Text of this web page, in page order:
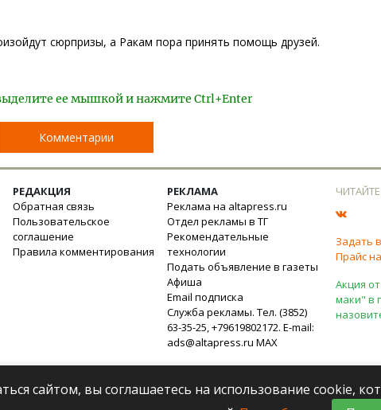
сюрпризы, а Ракам пора принять помощь друзей.
ее мышкой и нажмите Ctrl+Enter
Комментарии
РЕДАКЦИЯ
Обратная связь
Пользовательское
соглашение
Правила комментирования
РЕКЛАМА
Реклама на altapress.ru
Отдел рекламы в ТГ
Рекомендательные
технологии
Подать объявление в газеты
Афиша
Email подписка
Служба рекламы. Тел. (3852)
63-35-25, +79619802172. E-mail:
ads@altapress.ru MAX
Задать
Прайс
Акция
маки" в
сайтом, вы соглашаетесь на использование cookie,